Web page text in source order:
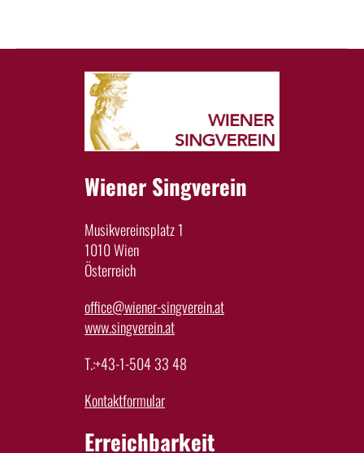
Wiener Singverein
Musikvereinsplatz 1
1010 Wien
Österreich
office@wiener-singverein.at
www.singverein.at
T.:+43-1-504 33 48
Kontaktformular
Erreichbarkeit